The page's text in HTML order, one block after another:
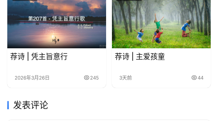
荐诗 | 凭主旨意行
2026年3月26日 245
荐诗 | 主爱孩童
3天前 44
发表评论